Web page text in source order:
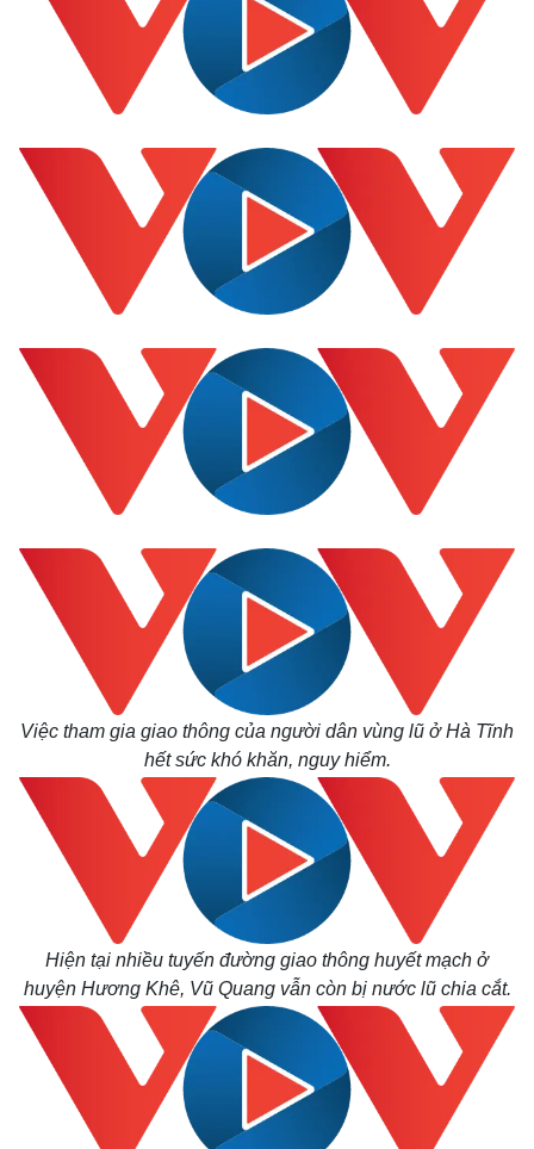
Việc tham gia giao thông của người dân vùng lũ ở Hà Tĩnh
hết sức khó khăn, nguy hiểm.
Hiện tại nhiều tuyến đường giao thông huyết mạch ở
huyện Hương Khê, Vũ Quang vẫn còn bị nước lũ chia cắt.